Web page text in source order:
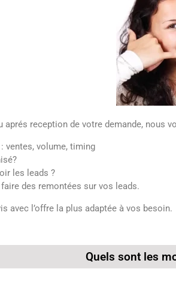
aprés reception de votre demande, nous
ventes, volume, timing
les leads ?
des remontées sur vos leads.
avec l’offre la plus adaptée à vos besoin.
Quels sont les